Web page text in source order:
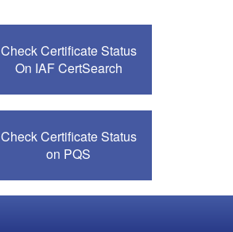
Check Certificate Status
On IAF CertSearch
Check Certificate Status
on PQS